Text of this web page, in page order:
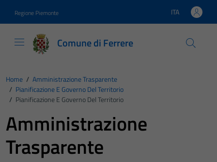
Regione Piemonte Lingua attiva:
ITA
Comune di Ferrere
Home / Amministrazione Trasparente
/ Pianificazione E Governo Del Territorio
/ Pianificazione E Governo Del Territorio
Amministrazione
Trasparente